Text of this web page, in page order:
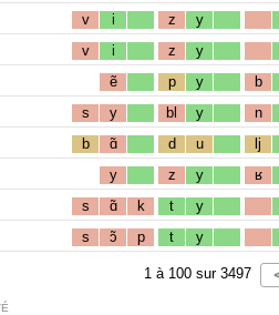
v i z y
v i z y
ẽ p y b
s y bl y n
b ɑ̃ d u lj
y z y ʁ
s ɑ̃ k t y
s ɔ̃ p t y
1 à 100 sur 3497